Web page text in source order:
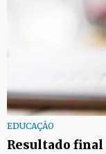
EDUCAÇÃO
Resultado final